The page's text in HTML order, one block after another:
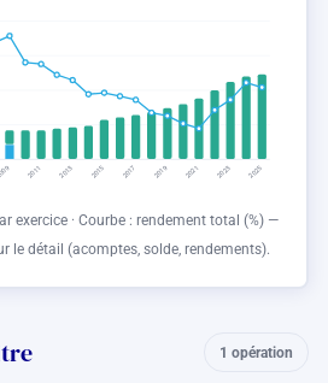
2011 2013 2015 2017 2019 2021 2023 2025
exercice · Courbe : rendement total (%) —
le détail (acomptes, solde, rendements).
1 opération